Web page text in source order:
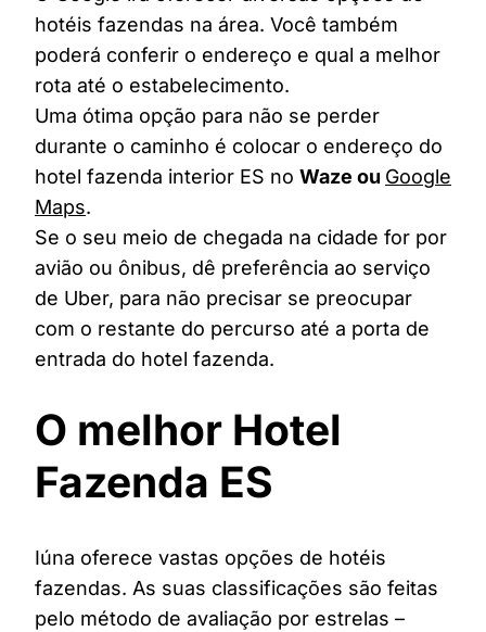
hotéis fazendas na área. Você também
poderá conferir o endereço e qual a melhor
rota até o estabelecimento.
Uma ótima opção para não se perder
durante o caminho é colocar o endereço do
hotel fazenda interior ES no Waze ou Google
Maps.
Se o seu meio de chegada na cidade for por
avião ou ônibus, dê preferência ao serviço
de Uber, para não precisar se preocupar
com o restante do percurso até a porta de
entrada do hotel fazenda.
O melhor Hotel
Fazenda ES
Iúna oferece vastas opções de hotéis
fazendas. As suas classificações são feitas
pelo método de avaliação por estrelas –